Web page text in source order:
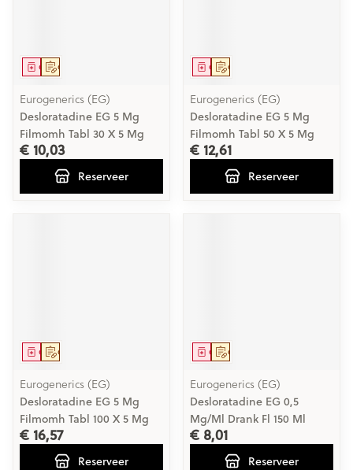
Op voorschrift
Geneesmiddel
Eurogenerics (EG)
Desloratadine EG 5 Mg
Filmomh Tabl 30 X 5 Mg
€ 10,03
Reserveer
Op voorschrift
Geneesmiddel
Eurogenerics (EG)
Desloratadine EG 5 Mg
Filmomh Tabl 50 X 5 Mg
€ 12,61
Reserveer
Op voorschrift
Geneesmiddel
Eurogenerics (EG)
Desloratadine EG 5 Mg
Filmomh Tabl 100 X 5 Mg
€ 16,57
Reserveer
Op voorschrift
Geneesmiddel
Eurogenerics (EG)
Desloratadine EG 0,5
Mg/Ml Drank Fl 150 Ml
€ 8,01
Reserveer